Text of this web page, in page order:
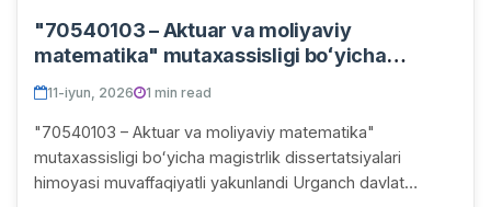
"70540103 – Aktuar va moliyaviy
matematika" mutaxassisligi boʻyicha
magistrlik dissertatsiyalari himoyasi
muvaffaqiyatli yakunlandi
11-iyun, 2026 1 min read
"70540103 – Aktuar va moliyaviy matematika"
mutaxassisligi boʻyicha magistrlik dissertatsiyalari
himoyasi muvaffaqiyatli yakunlandi Urganch davlat